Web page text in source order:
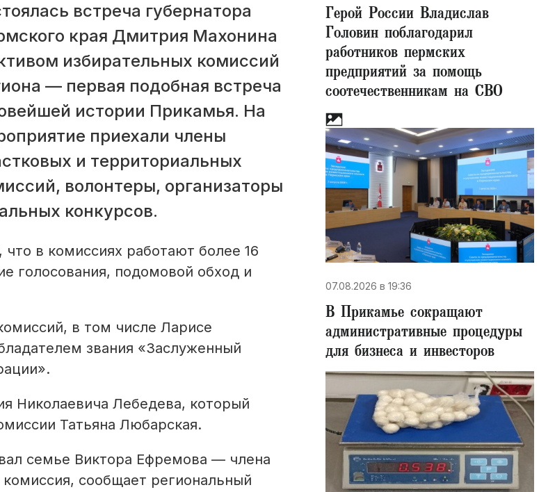
встреча губернатора
края Дмитрия Махонина
избирательных комиссий
— первая подобная встреча
истории Прикамья. На
приехали члены
и территориальных
волонтеры, организаторы
конкурсов.
в комиссиях работают более 16
голосования, подомовой обход и
в том числе Ларисе
звания «Заслуженный
Николаевича Лебедева, который
Татьяна Любарская.
семье Виктора Ефремова — члена
сообщает региональный
Герой России Владислав
Головин поблагодарил
работников пермских
предприятий за помощь
соотечественникам на СВО
07.08.2026 в 19:36
В Прикамье сокращают
административные процедуры
для бизнеса и инвесторов